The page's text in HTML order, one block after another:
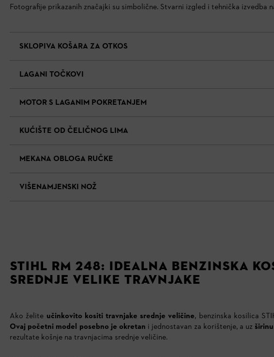
Fotografije prikazanih značajki su simbolične. Stvarni izgled i tehnička
SKLOPIVA KOŠARA ZA OTKOS
LAGANI TOČKOVI
MOTOR S LAGANIM POKRETANJEM
KUĆIŠTE OD ČELIČNOG LIMA
MEKANA OBLOGA RUČKE
VIŠENAMJENSKI NOŽ
STIHL RM 248: IDEALNA BENZINSKA
SREDNJE VELIKE TRAVNJAKE
Ako želite učinkovito kositi travnjake srednje veličine, benzinska kosilica
Ovaj početni model posebno je okretan i jednostavan za korištenje, a uz
rezultate košnje na travnjacima srednje veličine.